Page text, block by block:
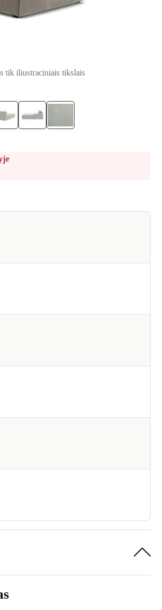
tik iliustraciniais tikslais